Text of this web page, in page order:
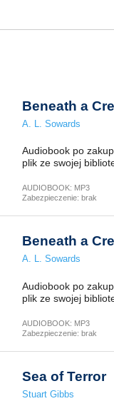
Beneath a
A. L. Sowards
Audiobook po
plik ze swojej
AUDIOBOOK: MP3
Zabezpieczenie: brak
Beneath a
A. L. Sowards
Audiobook po
plik ze swojej
AUDIOBOOK: MP3
Zabezpieczenie: brak
Sea of Terror
Stuart Gibbs